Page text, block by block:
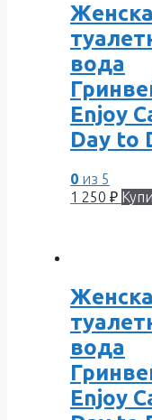
вода
Enjoy
Day to
0 из 5
1 250 ₽
вода
Enjoy